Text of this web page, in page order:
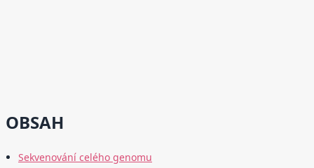
OBSAH
Sekvenování celého genomu